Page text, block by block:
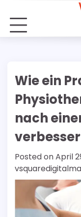
content
Wie ein
nach
Posted onApril